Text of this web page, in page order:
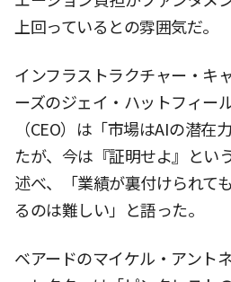
上回っているとの雰囲気だ。
インフラストラクチャー・キ
ーズのジェイ・ハットフィー
（CEO）は「市場はAIの潜在
たが、今は『証明せよ』とい
述べ、「業績が裏付けられて
るのは難しい」と語った。
ベアードのマイケル・アント